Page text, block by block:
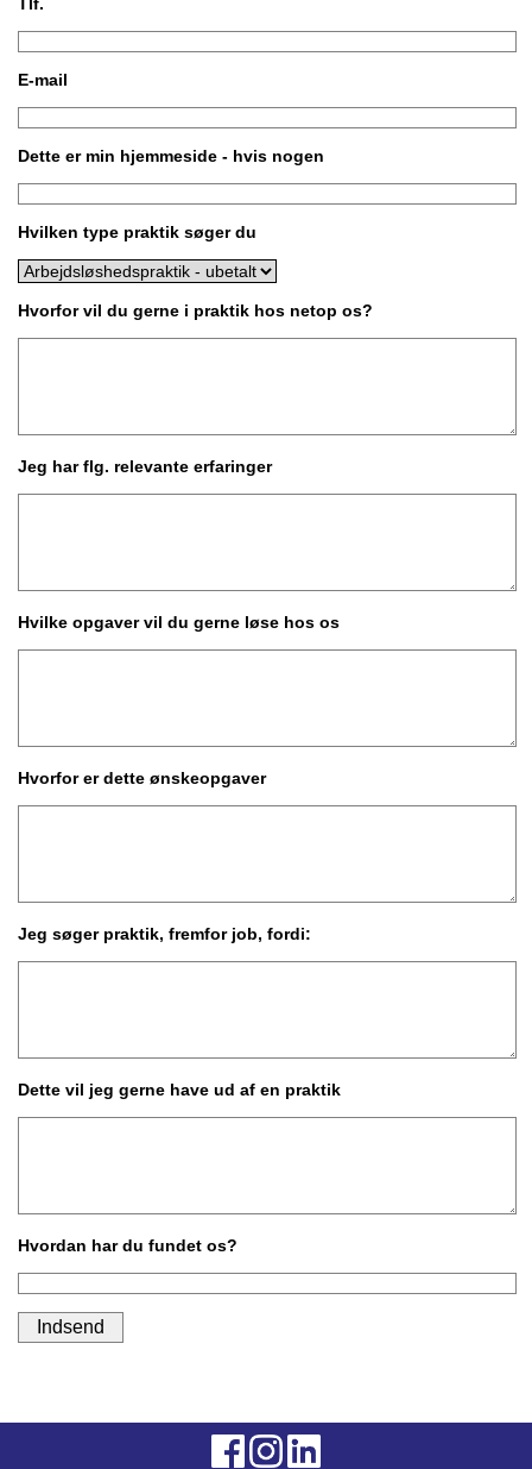
E-mail
Dette er min hjemmeside - hvis nogen
Hvilken type praktik søger du
Hvorfor vil du gerne i praktik hos netop os?
Jeg har flg. relevante erfaringer
Hvilke opgaver vil du gerne løse hos os
Hvorfor er dette ønskeopgaver
Jeg søger praktik, fremfor job, fordi:
Dette vil jeg gerne have ud af en praktik
Hvordan har du fundet os?